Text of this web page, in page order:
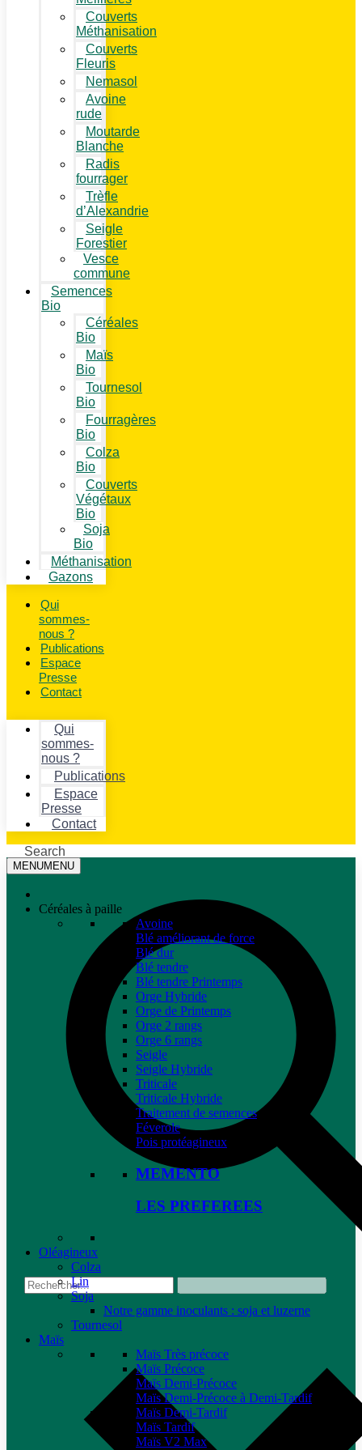
Couverts
Méthanisation
Couverts
Fleuris
Nemasol
Avoine
rude
Moutarde
Blanche
Radis
fourrager
Trèfle
d’Alexandrie
Seigle
Forestier
Vesce
commune
Semences
Bio
Céréales
Bio
Maïs
Bio
Tournesol
Bio
Fourragères
Bio
Colza
Bio
Couverts
Végétaux
Bio
Soja
Bio
Méthanisation
Gazons
Qui
sommes-
nous ?
Publications
Espace
Presse
Contact
Qui
sommes-
nous ?
Publications
Espace
Presse
Contact
Search
MENUMENU
Céréales à paille
Avoine
Blé améliorant de force
Blé dur
Blé tendre
Blé tendre Printemps
Orge Hybride
Orge de Printemps
Orge 2 rangs
Orge 6 rangs
Seigle
Seigle Hybride
Triticale
Triticale Hybride
Traitement de semences
Féverole
Pois protéagineux
MEMENTO
LES PREFEREES
Oléagineux
Colza
Lin
Soja
Notre gamme inoculants : soja et luzerne
Tournesol
Maïs
Maïs Très précoce
Maïs Précoce
Maïs Demi-Précoce
Maïs Demi-Précoce à Demi-Tardif
Maïs Demi-Tardif
Maïs Tardif
Maïs V2 Max